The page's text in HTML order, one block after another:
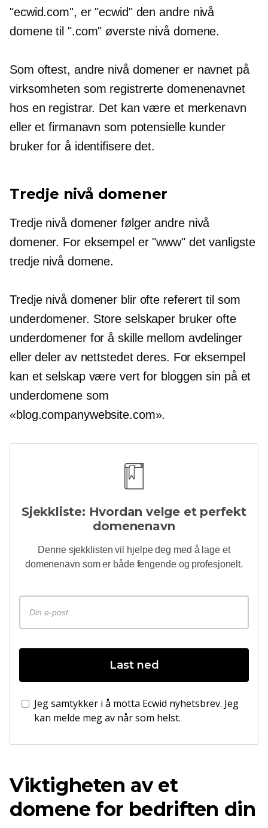
"ecwid.com", er "ecwid" denandre nivå
domene til ".com" øverste nivå domene.
Som oftest, andre nivådomener er navnet på
virksomheten som registrerte domenenavnet
hos en registrar. Det kan være et merkenavn
eller et firmanavn som potensielle kunder
bruker for å identifisere det.
Tredje nivå domener
Tredje nivådomener følgerandre nivå
domener. For eksempel er "www" det vanligste
tredje nivådomene.
Tredje nivådomener blir ofte referert til som
underdomener. Store selskaper bruker ofte
underdomener for å skille mellom avdelinger
eller deler av nettstedet deres. For eksempel
kan et selskap være vert for bloggen sin på et
underdomene som
«blog.companywebsite.com».
Sjekkliste: Hvordan velge et perfekt
domenenavn
Denne sjekklisten vil hjelpe deg med å lage et
domenenavn som er både fengende og profesjonelt.
Last ned
Jeg samtykker i å motta Ecwid nyhetsbrev. Jeg
kan melde meg av når som helst.
Viktigheten av et
domene for bedriften din